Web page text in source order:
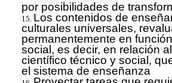
por posibilidades de
Los contenidos de
culturales universales,
permanentemente en
social, es decir, en relación
científico técnico y social,
el sistema de enseñanza